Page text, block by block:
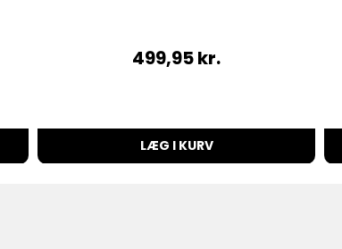
499,95kr.
LÆG I KURV